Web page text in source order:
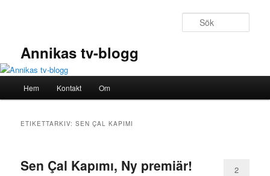
Annikas tv-blogg
Hem Kontakt Om
ETIKETTARKIV:SEN ÇAL KAPIMI
Sen Çal Kapımı, Ny premiär! 2